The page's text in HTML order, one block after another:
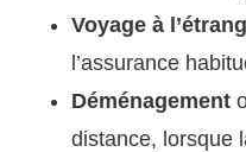
Voyage à
l’assurance
Déménagement
distance, lorsque